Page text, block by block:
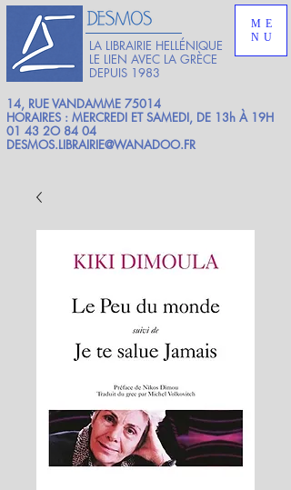
LA LIBRAIRIE HELLÉNIQUE
LE LIEN AVEC LA GRÈCE
DEPUIS 1983
ME
NU
14, RUE VANDAMME 75014
HORAIRES : MERCREDI ET SAMEDI, DE 13h À 19H
01 43 2O 84 04
DESMOS.LIBRAIRIE@WANADOO.FR